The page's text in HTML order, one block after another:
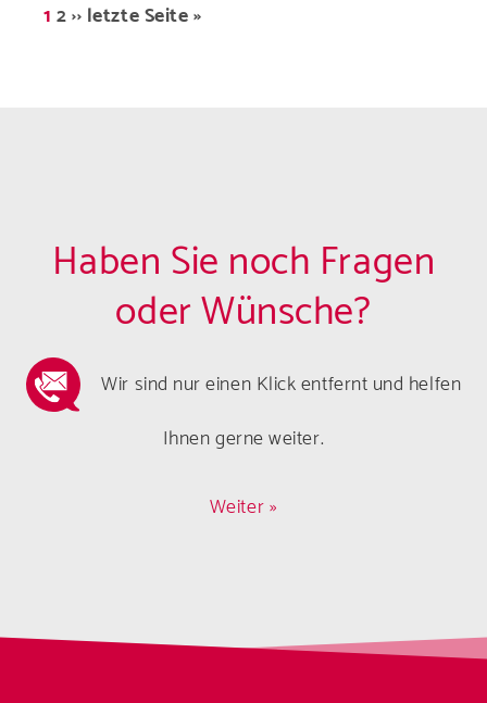
Tanks
Seitennummerierung
Aktuelle
1 Seite
2Nächste
›› Letzte
letzte Seite »
Haben Sie noch Fragen
oder Wünsche?
Wir sind nur einen Klick entfernt und helfen
Ihnen gerne weiter.
Weiter »